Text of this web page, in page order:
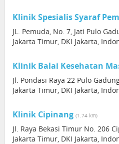
Klinik Spesialis Syaraf
JL. Pemuda, No. 7, Jati Pulo
Jakarta Timur, DKI Jakarta,
Klinik Balai Kesehatan
Jl. Pondasi Raya 22 Pulo
Jakarta Timur, DKI Jakarta,
Klinik Cipinang (1.74 km)
Jl. Raya Bekasi Timur No. 206
Jakarta Timur, DKI Jakarta,